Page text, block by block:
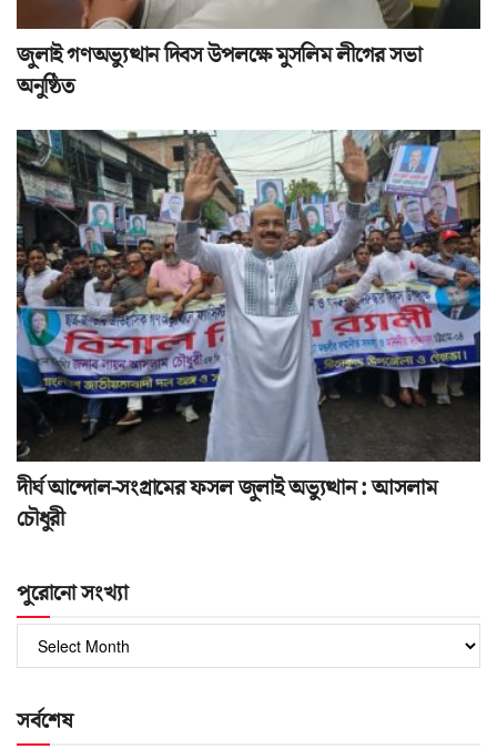
জুলাই গণঅভ্যুত্থান দিবস উপলক্ষে মুসলিম লীগের সভা
অনুষ্ঠিত
দীর্ঘ আন্দোল-সংগ্রামের ফসল জুলাই অভ্যুত্থান : আসলাম
চৌধুরী
পুরোনো সংখ্যা
পুরোনো
সংখ্যা
সর্বশেষ